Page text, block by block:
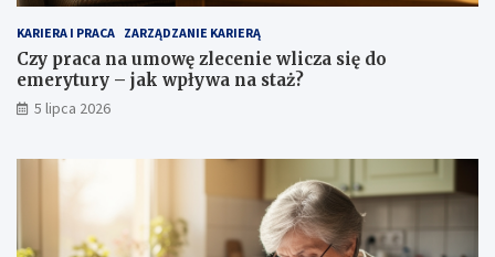
KARIERA I PRACA ZARZĄDZANIE KARIERĄ
Czy praca na umowę zlecenie wlicza się do
emerytury – jak wpływa na staż?
5 lipca 2026